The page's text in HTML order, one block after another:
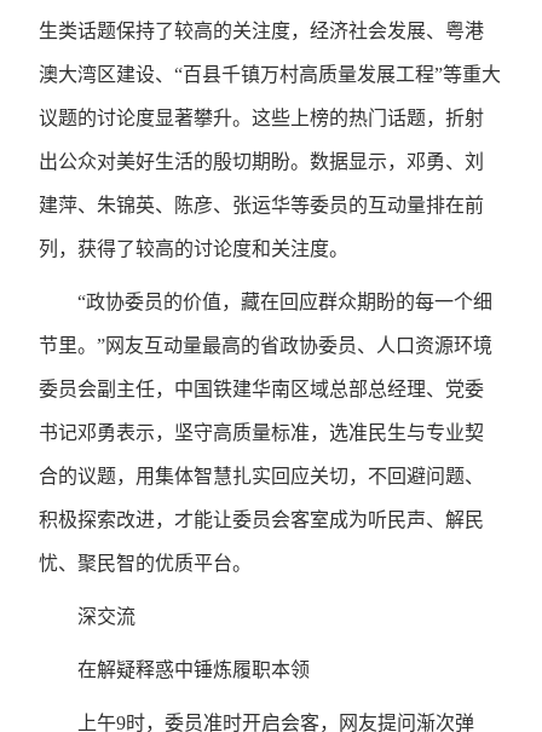
生类话题保持了较高的关注度，经济社会发展、粤港
澳大湾区建设、“百县千镇万村高质量发展工程”等重大
议题的讨论度显著攀升。这些上榜的热门话题，折射
出公众对美好生活的殷切期盼。数据显示，邓勇、刘
建萍、朱锦英、陈彦、张运华等委员的互动量排在前
列，获得了较高的讨论度和关注度。
“政协委员的价值，藏在回应群众期盼的每一个细
节里。”网友互动量最高的省政协委员、人口资源环境
委员会副主任，中国铁建华南区域总部总经理、党委
书记邓勇表示，坚守高质量标准，选准民生与专业契
合的议题，用集体智慧扎实回应关切，不回避问题、
积极探索改进，才能让委员会客室成为听民声、解民
忧、聚民智的优质平台。
深交流
在解疑释惑中锤炼履职本领
上午9时，委员准时开启会客，网友提问渐次弹